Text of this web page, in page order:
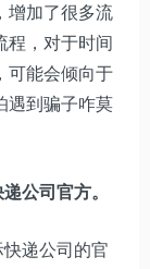
增加了很多流
程，对于时间
可能会倾向于
遇到骗子咋莫
公司官方。
递公司的官